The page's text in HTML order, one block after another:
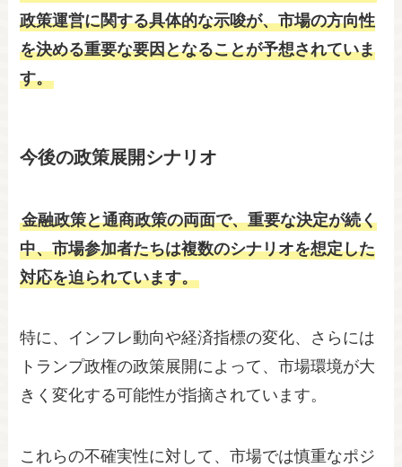
政策運営に関する具体的な示唆が、市場の方向性
を決める重要な要因となることが予想されていま
す。
今後の政策展開シナリオ
金融政策と通商政策の両面で、重要な決定が続く
中、市場参加者たちは複数のシナリオを想定した
対応を迫られています。
特に、インフレ動向や経済指標の変化、さらには
トランプ政権の政策展開によって、市場環境が大
きく変化する可能性が指摘されています。
これらの不確実性に対して、市場では慎重なポジ